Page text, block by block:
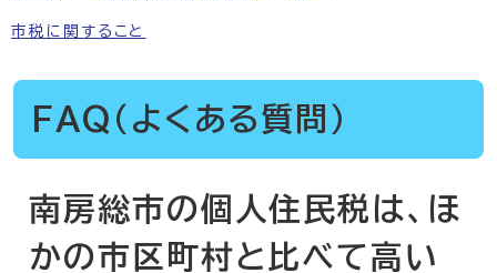
市税に関すること
FAQ（よくある質問）
南房総市の個人住民税は、ほ
かの市区町村と比べて高い